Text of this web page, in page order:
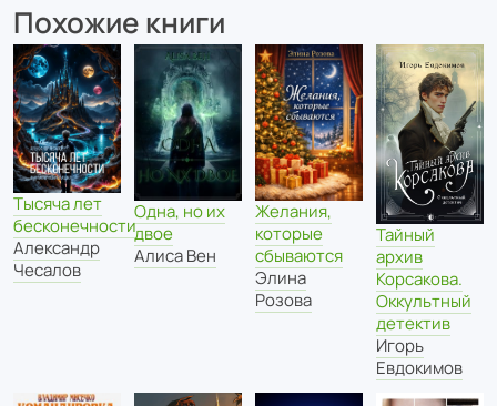
Похожие книги
Тысяча лет
бесконечности
Александр
Чесалов
Одна, но их
двое
Алиса Вен
Желания,
которые
сбываются
Элина
Розова
Тайный
архив
Корсакова.
Оккультный
детектив
Игорь
Евдокимов